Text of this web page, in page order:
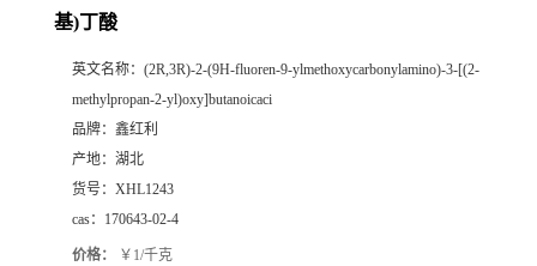
基)丁酸
英文名称： (2R,3R)-2-(9H-fluoren-9-ylmethoxycarbonylamino)-3-[(2-
methylpropan-2-yl)oxy]butanoicaci
品牌： 鑫红利
产地： 湖北
货号： XHL1243
cas： 170643-02-4
价格： ￥1/千克